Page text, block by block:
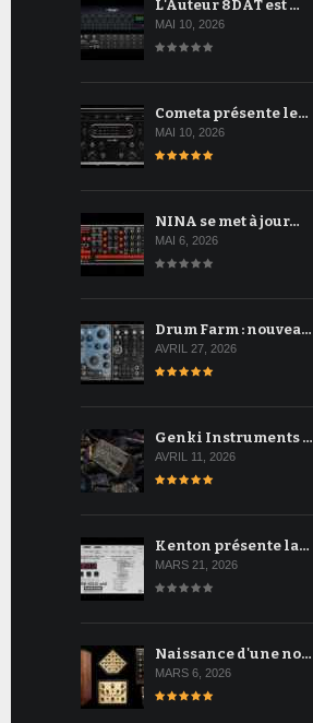
L'Auteur 8DAT est …
MAI 10, 2026
Cometa présente le…
MAI 10, 2026
NINA se met à jour…
MAI 6, 2026
Drum Farm : nouvea…
AVRIL 27, 2026
Genki Instruments …
AVRIL 11, 2026
Kenton présente la…
MARS 21, 2026
Naissance d'une no…
MARS 6, 2026